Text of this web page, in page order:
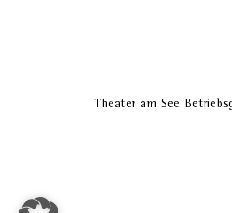
Theater am See